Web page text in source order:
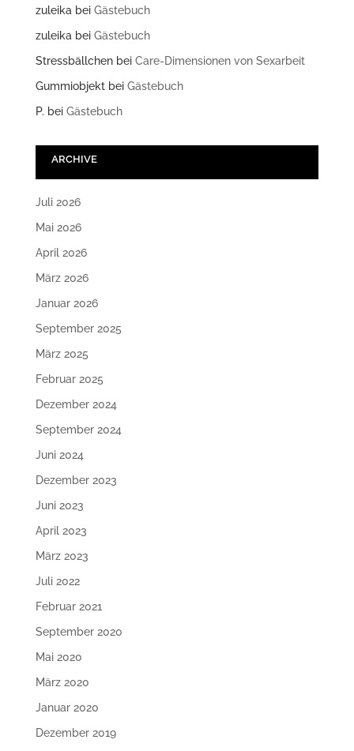
zuleikabei Gästebuch
zuleikabei Gästebuch
Stressbällchenbei Care-Dimensionen von Sexarbeit
Gummiobjektbei Gästebuch
P. bei Gästebuch
ARCHIVE
Juli 2026
Mai 2026
April 2026
März 2026
Januar 2026
September 2025
März 2025
Februar 2025
Dezember 2024
September 2024
Juni 2024
Dezember 2023
Juni 2023
April 2023
März 2023
Juli 2022
Februar 2021
September 2020
Mai 2020
März 2020
Januar 2020
Dezember 2019